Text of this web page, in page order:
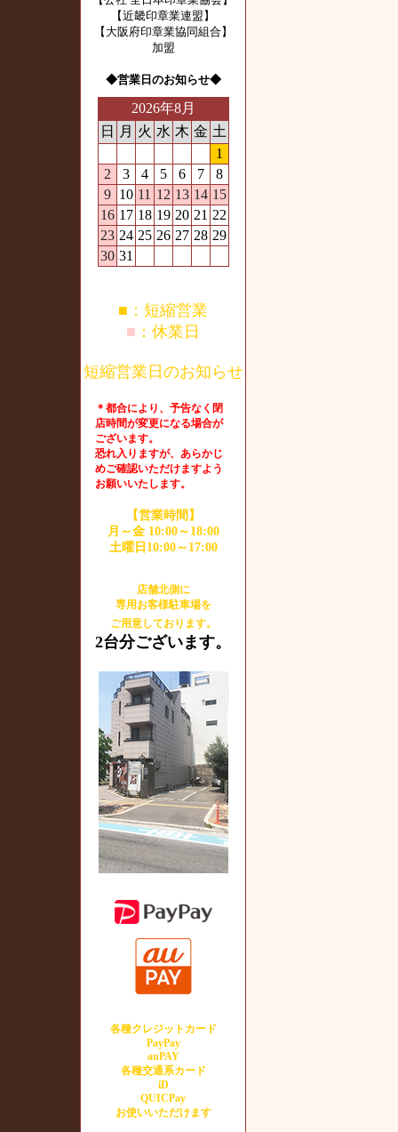
【近畿印章業連盟】
【大阪府印章業協同組合】
加盟
◆営業日のお知らせ◆
2026年8月
日
月 火 水 木 金 土
1
2
3 4 5 6 7
8
9
10 11 12 13 14 15
16 17 18 19 20 21 22
23 24 25 26 27 28 29
30 31
■ ：短縮営業
■ ：休業日
短縮営業日のお知らせ
＊都合により、予告なく閉
店時間が変更になる場合が
ございます。
恐れ入りますが、あらかじ
めご確認いただけますよう
お願いいたします。
【営業時間】
月～金 10:00～18:00
土曜日10:00～17:00
店舗北側に
専用お客様駐車場を
ご用意しております。
2台分ございます。
各種クレジットカード
PayPay
auPAY
各種交通系カード
iD
QUICPay
お使いいただけます